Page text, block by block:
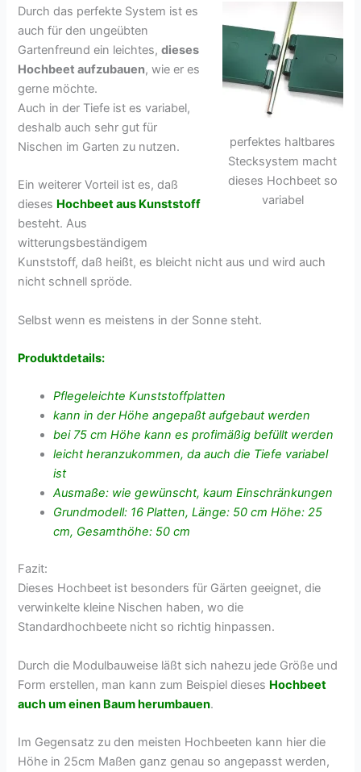
perfektes haltbares
Stecksystem macht
dieses Hochbeet so
variabel
Durch das perfekte System ist es
auch für den ungeübten
Gartenfreund ein leichtes,dieses
Hochbeet aufzubauen, wie er es
gerne möchte.
Auch in der Tiefe ist es variabel,
deshalb auch sehr gut für
Nischen im Garten zu nutzen.
Ein weiterer Vorteil ist es, daß
dieses Hochbeet aus Kunststoff
besteht. Aus
witterungsbeständigem
Kunststoff, daß heißt, es bleicht nicht aus und wird auch
nicht schnell spröde.
Selbst wenn es meistens in der Sonne steht.
Produktdetails:
Pflegeleichte Kunststoffplatten
kann in der Höhe angepaßt aufgebaut werden
bei 75 cm Höhe kann es profimäßig befüllt werden
leicht heranzukommen, da auch die Tiefe variabel
ist
Ausmaße: wie gewünscht, kaum Einschränkungen
Grundmodell: 16 Platten, Länge: 50 cm Höhe: 25
cm, Gesamthöhe: 50 cm
Fazit:
Dieses Hochbeet ist besonders für Gärten geeignet, die
verwinkelte kleine Nischen haben, wo die
Standardhochbeete nicht so richtig hinpassen.
Durch die Modulbauweise läßt sich nahezu jede Größe und
Form erstellen, man kann zum Beispiel dieses Hochbeet
auch um einen Baum herumbauen.
Im Gegensatz zu den meisten Hochbeeten kann hier die
Höhe in 25cm Maßen ganz genau so angepasst werden,